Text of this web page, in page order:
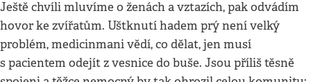
Ještě chvíli mluvíme o ženách a vztazích, pak odvádím
hovor ke zvířatům. Uštknutí hadem prý není velký
problém, medicinmani vědí, co dělat, jen musí
s pacientem odejít z vesnice do buše. Jsou příliš těsně